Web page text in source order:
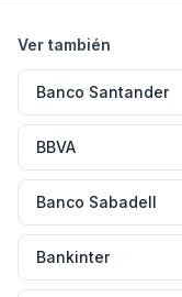
Ver también
Banco Santander
BBVA
Banco Sabadell
Bankinter